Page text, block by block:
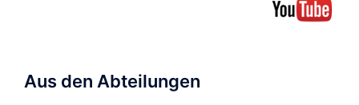
Aus den Abteilungen